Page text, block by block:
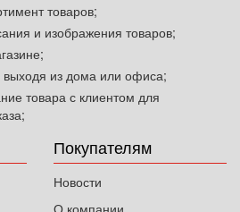
товаров;
и изображения товаров;
выходя из дома или офиса;
товара с клиентом для
Покупателям
Новости